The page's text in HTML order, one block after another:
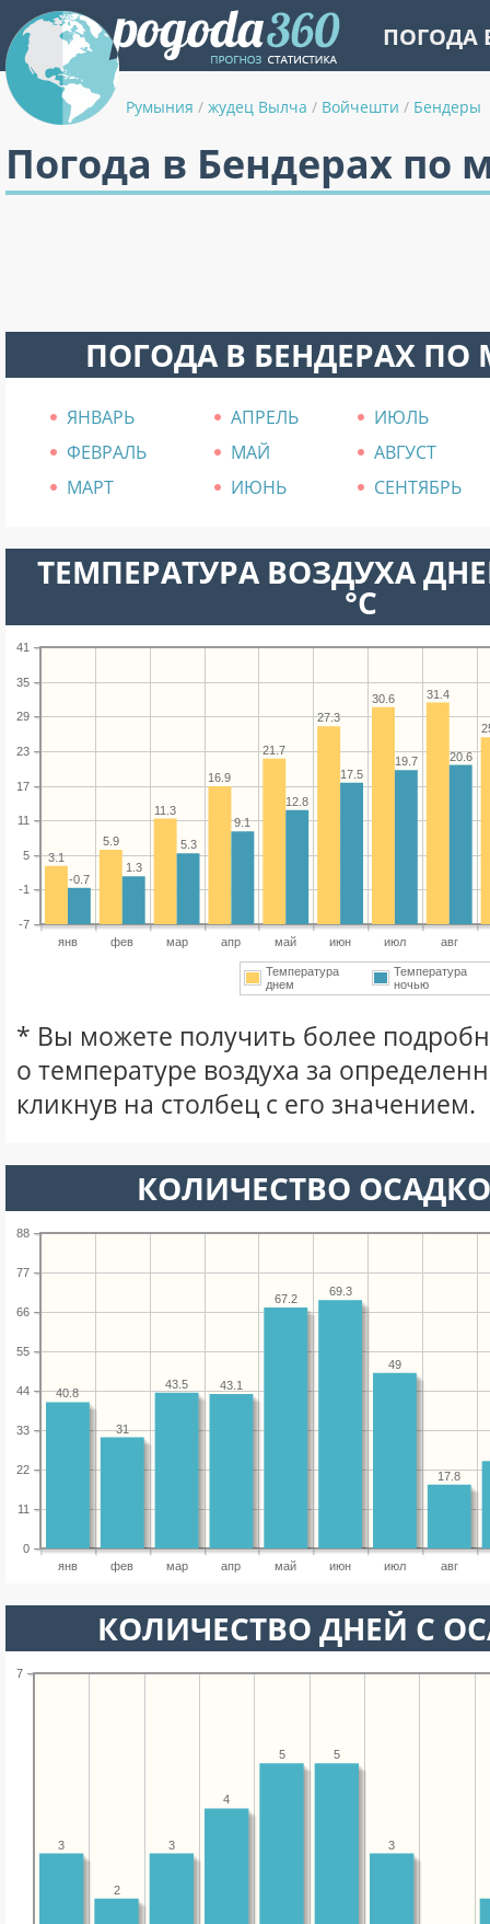
ПОГОДА
Румыния / жудец Вылча / Войчешти / Бендеры
Погода в Бендерах по
ПОГОДА В БЕНДЕРАХ ПО
ЯНВАРЬ АПРЕЛЬ
ИЮЛЬ
ФЕВРАЛЬ
МАЙ
АВГУСТ
МАРТ
ИЮНЬ СЕНТЯБРЬ
ТЕМПЕРАТУРА ВОЗДУХА
°C
янв фев мар апр май июн июл авг
-7
-1
5
11
17
23
29
35
41
31.4
30.6
27.3
21.7
16.9
11.3
5.9
3.1
20.6
19.7
17.5
12.8
9.1
5.3
1.3
-0.7
Температура
днем
Температура
ночью
* Вы можете получить более
о температуре воздуха за
кликнув на столбец с его значением.
КОЛИЧЕСТВО
янв фев мар апр май июн июл авг
0
11
22
33
44
55
66
77
88
17.8
49
69.3
67.2
43.1
43.5
31
40.8
КОЛИЧЕСТВО ДНЕЙ С
7
3
5
5
4
3
2
3